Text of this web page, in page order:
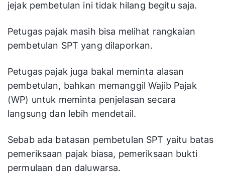
jejak pembetulan ini tidak hilang begitu saja.
Petugas pajak masih bisa melihat rangkaian
pembetulan SPT yang dilaporkan.
Petugas pajak juga bakal meminta alasan
pembetulan, bahkan memanggil Wajib Pajak
(WP) untuk meminta penjelasan secara
langsung dan lebih mendetail.
Sebab ada batasan pembetulan SPT yaitu batas
pemeriksaan pajak biasa, pemeriksaan bukti
permulaan dan daluwarsa.